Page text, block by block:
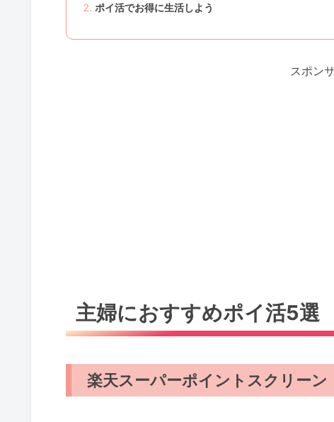
ポイ活でお得に生活しよう
スポン
主婦におすすめポイ活5選
楽天スーパーポイントスクリーン